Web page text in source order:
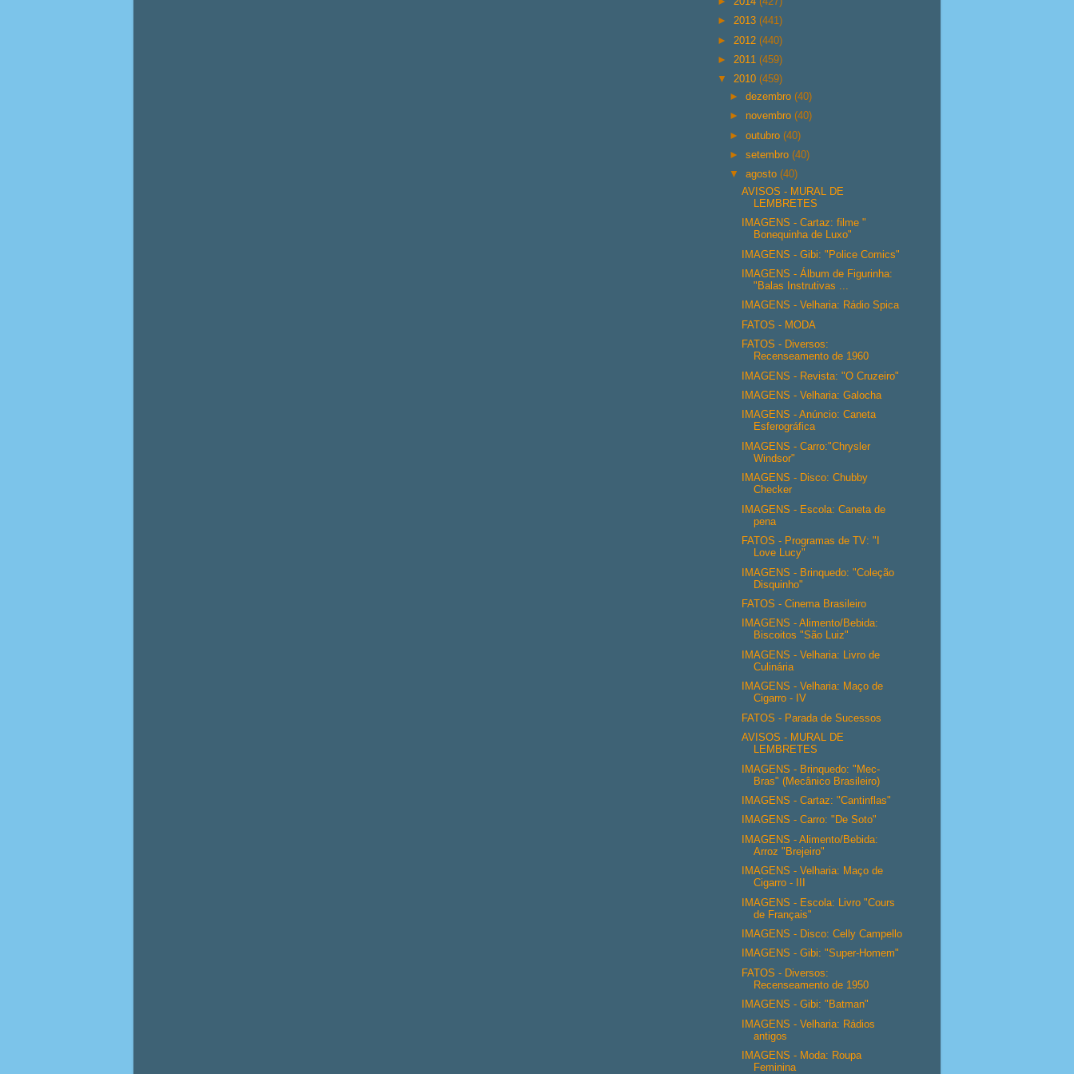
► 2013 (441)
► 2012 (440)
► 2011 (459)
▼ 2010 (459)
►dezembro(40)
► novembro(40)
►outubro(40)
►setembro(40)
▼agosto(40)
AVISOS - MURAL DE
LEMBRETES
IMAGENS - Cartaz: filme "
Bonequinha de Luxo"
IMAGENS - Gibi: "Police Comics"
IMAGENS - Álbum de Figurinha:
"Balas Instrutivas ...
IMAGENS - Velharia: Rádio Spica
FATOS - MODA
FATOS - Diversos:
Recenseamento de 1960
IMAGENS - Revista: "O Cruzeiro"
IMAGENS - Velharia: Galocha
IMAGENS - Anúncio: Caneta
Esferográfica
IMAGENS - Carro:"Chrysler
Windsor"
IMAGENS - Disco: Chubby
Checker
IMAGENS - Escola: Caneta de
pena
FATOS - Programas de TV: "I
Love Lucy"
IMAGENS - Brinquedo: "Coleção
Disquinho"
FATOS - Cinema Brasileiro
IMAGENS - Alimento/Bebida:
Biscoitos "São Luiz"
IMAGENS - Velharia: Livro de
Culinária
IMAGENS - Velharia: Maço de
Cigarro - IV
FATOS - Parada de Sucessos
AVISOS - MURAL DE
LEMBRETES
IMAGENS - Brinquedo: "Mec-
Bras" (Mecânico Brasileiro)
IMAGENS - Cartaz: "Cantinflas"
IMAGENS - Carro: "De Soto"
IMAGENS - Alimento/Bebida:
Arroz "Brejeiro"
IMAGENS - Velharia: Maço de
Cigarro - III
IMAGENS - Escola: Livro "Cours
de Français"
IMAGENS - Disco: Celly Campello
IMAGENS - Gibi: "Super-Homem"
FATOS - Diversos:
Recenseamento de 1950
IMAGENS - Gibi: "Batman"
IMAGENS - Velharia: Rádios
antigos
IMAGENS - Moda: Roupa
Feminina